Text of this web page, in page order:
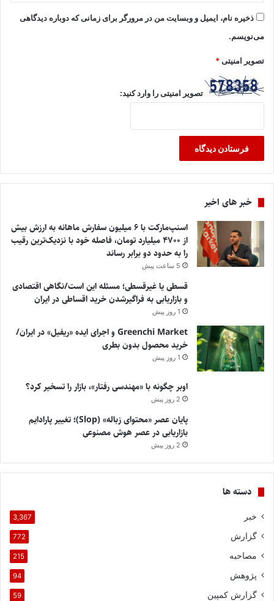
ذخیره نام، ایمیل و وبسایت من در مرورگر برای زمانی که دوباره دیدگاهی
می‌نویسم.
تصویر امنیتی*
تصویر امنیتی را وارد کنید:
خبر های اخیر
اسنپ‌مارکت با ۶ میلیون سفارش ماهانه به ارزش بیش
از ۴۷۰۰ میلیارد تومان، فاصله خود با نزدیک‌ترین رقیب
را به حدود دو برابر رساند
5 ساعت پیش
قسطی یا غیرقسطی؛ مسئله این است/نگاهی اقتصادی
و بازاریابی به فراگیرشدن خرید اقساطی در ایران
1 روز پیش
Greenchi Market و اجرای ایده «ریفیل» در ایران/
خرید محصول بدون بطری
1 روز پیش
اوبر چگونه با «مهندسی رفتار»، بازار را تسخیر کرد؟
2 روز پیش
پایان عصر «محتوای زباله» (Slop)؛ تغییر پارادایم
بازاریابی در عصر هوش مصنوعی
2 روز پیش
دسته ها
خبر 3,367
گزارش 772
مصاحبه 215
پژوهش 94
گزارش کمپین 59